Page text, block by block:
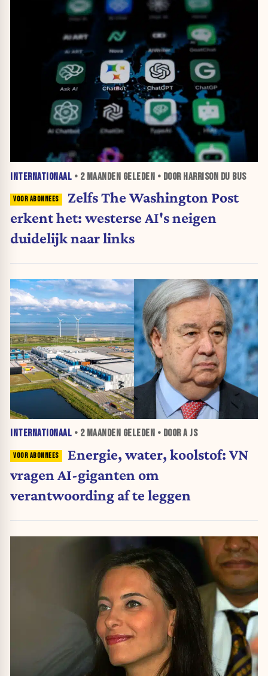
INTERNATIONAAL • 2 MAANDEN GELEDEN • DOOR HARRISON DU BUS
Zelfs The Washington Post
erkent het: westerse AI's neigen
duidelijk naar links
INTERNATIONAAL • 2 MAANDEN GELEDEN • DOOR A JS
Energie, water, koolstof: VN
vragen AI-giganten om
verantwoording af te leggen